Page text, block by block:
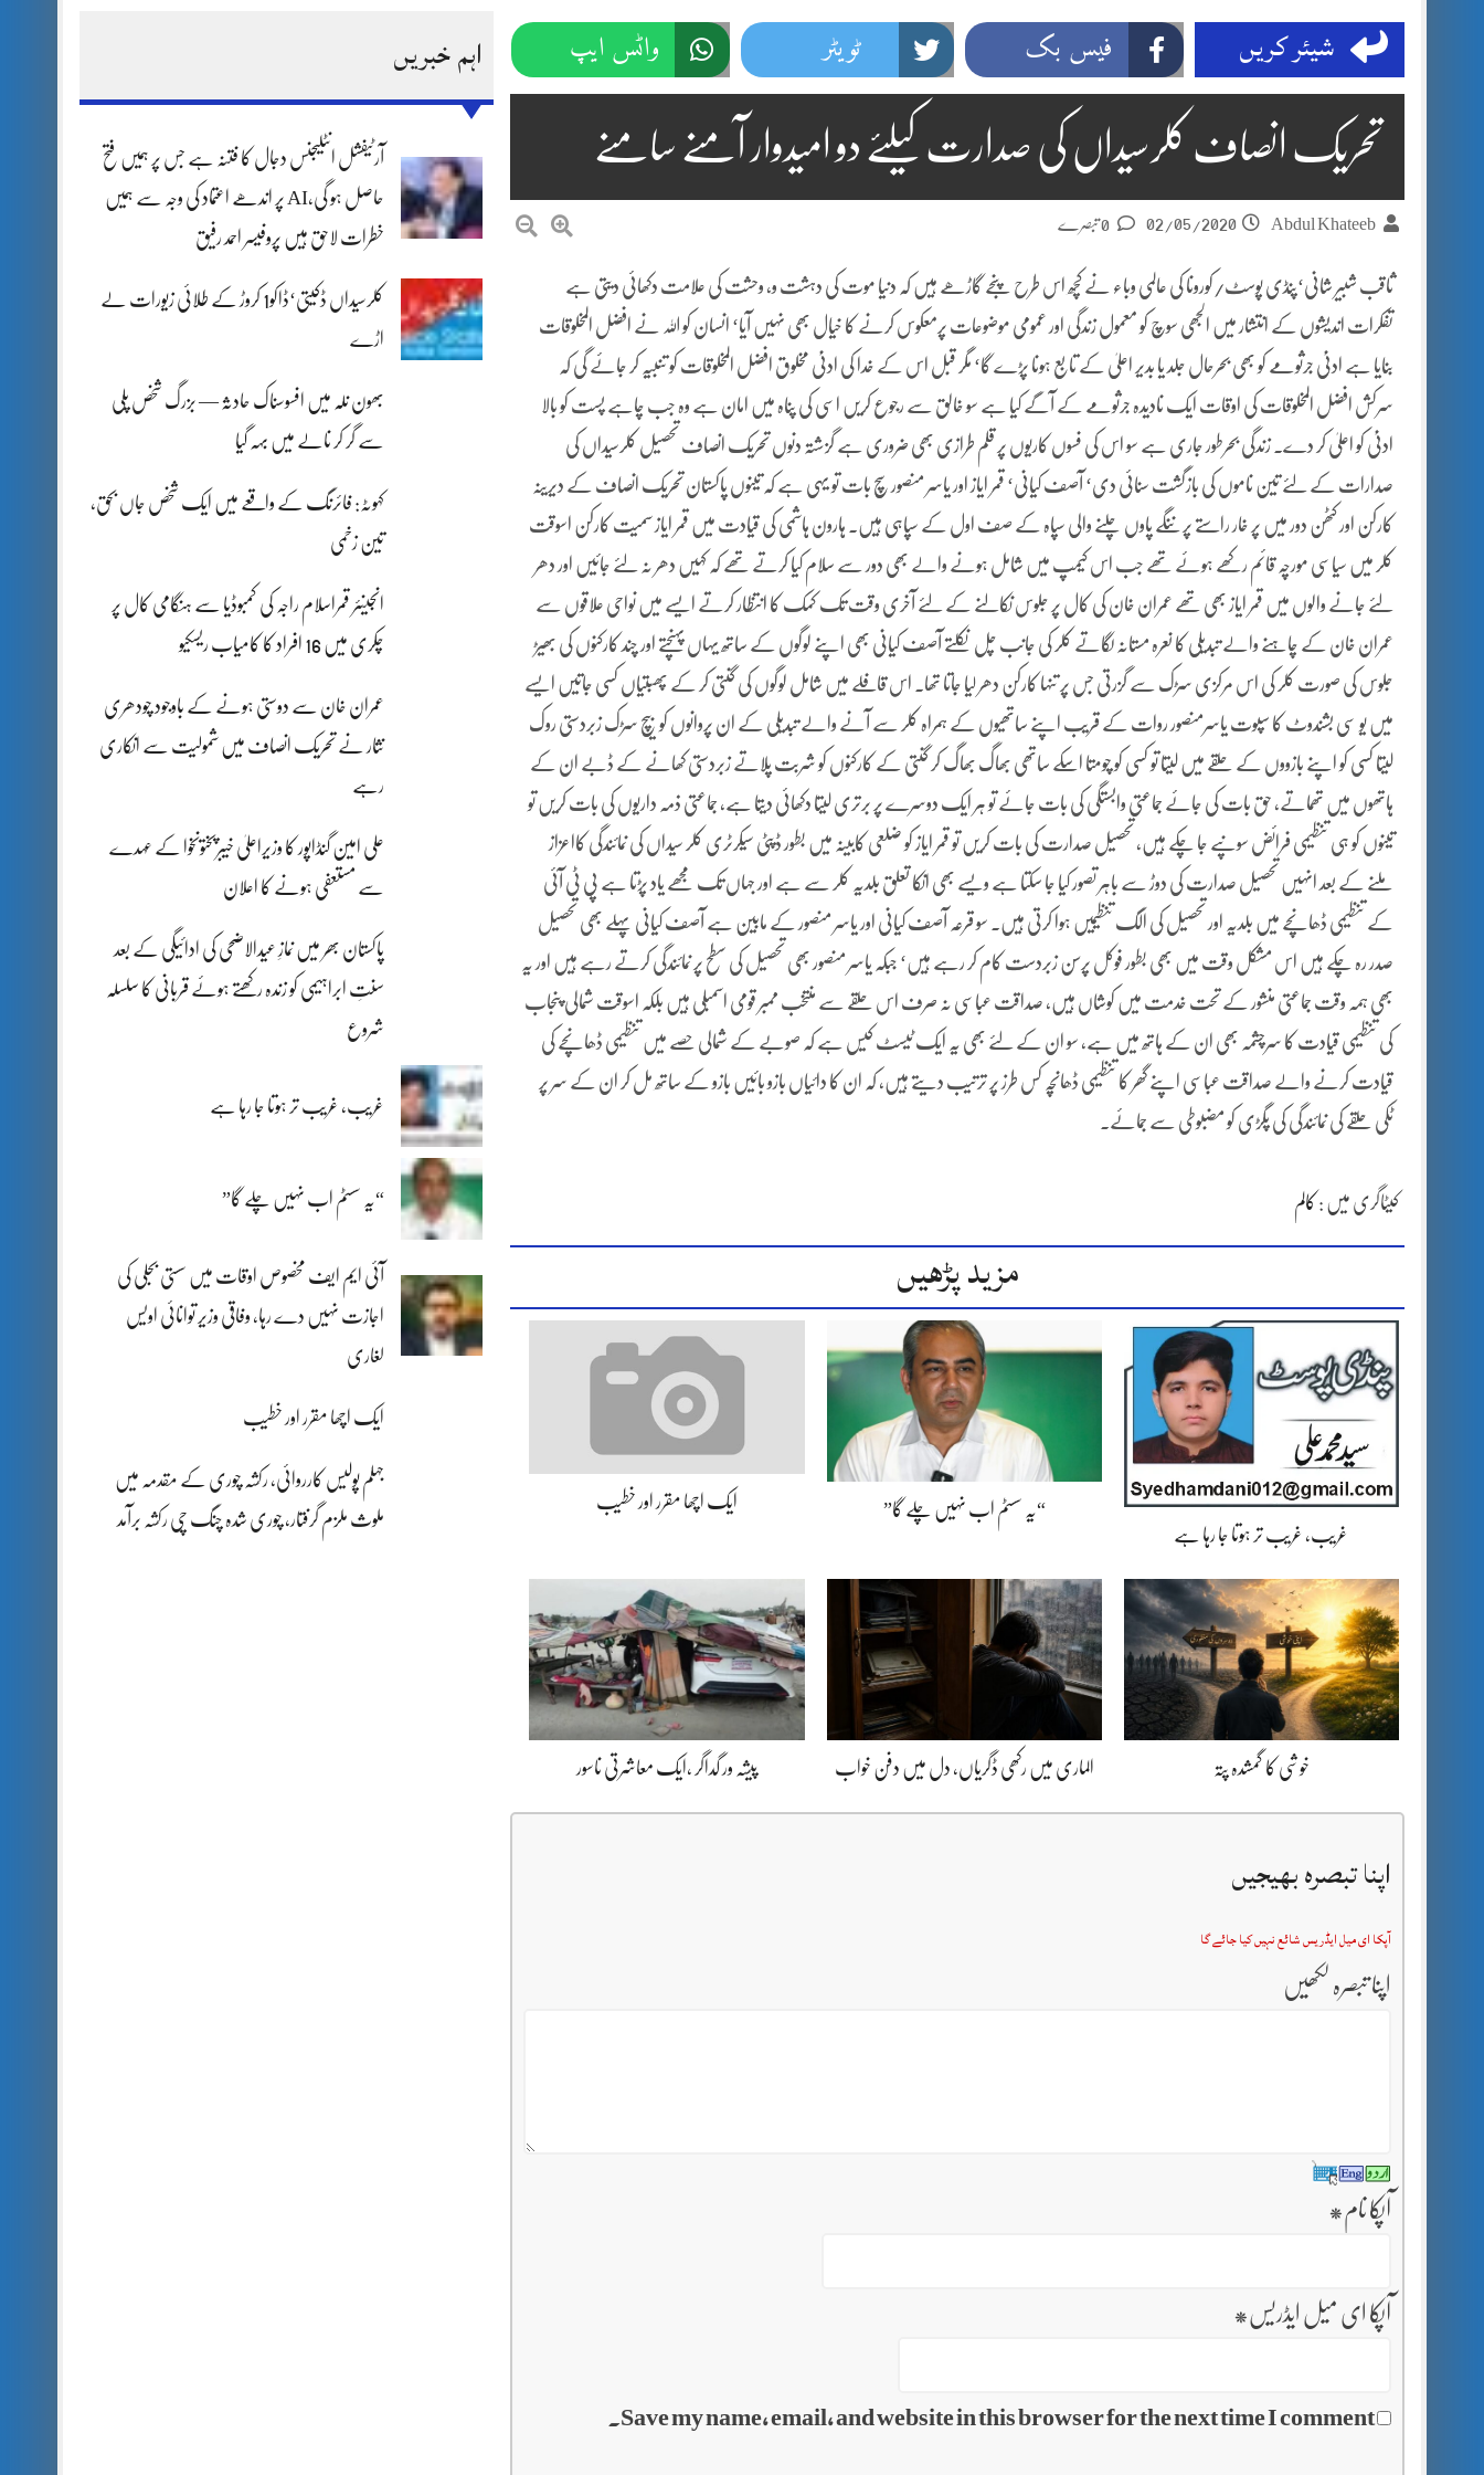
اہم خبریں
آرٹیفشل انٹلیجنس دجال کا فتنہ ہے جس پر ہمیں فتح
حاصل ہو گی،AI پر اندھے اعتماد کی وجہ سے ہمیں
خطرات لاحق ہیں پروفیسر احمد رفیق
کلرسیداں ڈکیتی‘ڈاکو1 کروڑ کے طلائی زیورات لے
اڑے
بھون نلہ میں افسوسناک حادثہ — بزرگ شخص پلی
سے گر کر نالے میں بہہ گیا
کہوٹہ: فائرنگ کے واقعے میں ایک شخص جاں بحق،
تین زخمی
انجینئر قمراسلام راجہ کی کمبوڈیا سے ہنگامی کال پر
چکری میں 16 افراد کا کامیاب ریسکیو
عمران خان سے دوستی ہونے کے باوجود چودھری
نثار نے تحریک انصاف میں شمولیت سے انکاری
رہے
علی امین گنڈاپور کا وزیراعلیٰ خیبرپختونخوا کے عہدے
سے مستعفی ہونے کا اعلان
پاکستان بھر میں نمازِ عیدالاضحی کی ادائیگی کے بعد
سنتِ ابراہیمی کو زندہ رکھتے ہوئے قربانی کا سلسلہ
شروع
غریب، غریب تر ہوتا جا رہا ہے
“یہ سسٹم اب نہیں چلے گا”
آئی ایم ایف مخصوص اوقات میں سستی بجلی کی
اجازت نہیں دے رہا، وفاقی وزیر توانائی اویس
لغاری
ایک اچھا مقرر اور خطیب
جہلم پولیس کارروائی، رکشہ چوری کے مقدمہ میں
ملوث ملزم گرفتار، چوری شدہ چنگ چی رکشہ برآمد
شیئر کریں فیس بک ٹویٹر واٹس ایپ
تحریک انصاف کلرسیداں کی صدارت کیلئے دو امیدوار آمنے سامنے
Abdul Khateeb
02/05/2020
ثاقب شبیر شانی‘پنڈی پوسٹ/کورونا کی عالمی وباء نے کچھ اس طرح پنجے گاڑھے ہیں کہ دنیا موت کی دہشت و، وحشت کی علامت دکھائی دیتی ہے
تفکرات اندیشوں کے انتشار میں الجھی سوچ کو معمول زندگی اور عمومی موضوعات پرمعکوس کرنے کا خیال بھی نہیں آیا‘ انسان کو اللہ نے افضل المخلوقات
بنایا ہے ادنیٰ جرثومے کو بھی بحرحال جلد یا بدیر اعلیٰ کے تابع ہونا پڑے گا‘ مگر قبل اس کے خدا کی ادنیٰ مخلوق افضل المخلوقات کو تنبیہ کر جائے گی کہ
سرکش افضل المخلوقات کی اوقات ایک نادیدہ جرثومے کے آگے کیا ہے سو خالق سے رجوع کریں اسی کی پناہ میں امان ہے وہ جب چاہے پست کو بالا
ادنیٰ کو اعلیٰ کر دے۔ زندگی بحرطور جاری ہے سو اس کی فسوں کاریوں پر قلم طرازی بھی ضروری ہے گزشتہ دنوں تحریک انصاف تحصیل کلرسیداں کی
صدارات کے لئے تین ناموں کی بازگشت سنائی دی‘ آصف کیانی‘ قمر ایاز اور یاسر منصور سچ بات تو یہی ہے کہ تینوں پاکستان تحریک انصاف کے دیرینہ
کارکن اور کٹھن دور میں پر خار راستے پر ننگے پاوں چلنے والی سپاہ کے صف اول کے سپاہی ہیں۔ ہارون ہاشمی کی قیادت میں قمر ایاز سمیت کارکن اسوقت
کلر میں سیاسی مورچہ قائم رکھے ہوئے تھے جب اس کیمپ میں شامل ہونے والے بھی دور سے سلام کیا کرتے تھے کہ کہیں دھر نہ لئے جائیں اور دھر
لئے جانے والوں میں قمر ایاز بھی تھے عمران خان کی کال پر جلوس نکالنے کے لئے آخری وقت تک کمک کا انتظار کرتے ایسے میں نواحی علاقوں سے
عمران خان کے چاہنے والے تبدیلی کا نعرہ مستانہ لگاتے کلر کی جانب چل نکلتے آصف کیانی بھی اپنے لوگوں کے ساتھ یہاں پہنچتے اور چند کارکنوں کی بھیڑ
جلوس کی صورت کلر کی اس مرکزی سڑک سے گزرتی جس پر تنہا کارکن دھر لیا جاتا تھا۔ اس قافلے میں شامل لوگوں کی گنتی کر کے پھبتیاں کسی جاتیں ایسے
میں یو سی بشندوٹ کا سپوت یاسرمنصور روات کے قریب اپنے ساتھیوں کے ہمراہ کلر سے آنے والے تبدیلی کے ان پروانوں کو بیچ سڑک زبردستی روک
لیتا کسی کو اپنے بازووں کے حلقے میں لیتا تو کسی کو چومتا اسکے ساتھی بھاگ بھاگ کر گنتی کے کارکنوں کو شربت پلاتے زبردستی کھانے کے ڈبے ان کے
ہاتھوں میں تھماتے، حق بات کی جائے جماعتی وابستگی کی بات جائے تو ہر ایک دوسرے پر برتری لیتا دکھائی دیتا ہے، جماعتی ذمہ داریوں کی بات کریں تو
تینوں کو ہی تنظیمی فرائض سونپے جا چکے ہیں، تحصیل صدارت کی بات کریں تو قمر ایاز کو ضلعی کابینہ میں بطور ڈپٹی سیکرٹری کلر سیداں کی نمائندگی کااعزاز
ملنے کے بعد انہیں تحصیل صدارت کی دوڑ سے باہر تصور کیا جا سکتا ہے ویسے بھی انکا تعلق بلدیہ کلر سے ہے اور جہاں تک مجھے یاد پڑتا ہے پی ٹی آئی
کے تنظیمی ڈھانچے میں بلدیہ اور تحصیل کی الگ تنظیمیں ہوا کرتی ہیں۔ سو قرعہ آصف کیانی اور یاسر منصور کے مابین ہے آصف کیانی پہلے بھی تحصیل
صدر رہ چکے ہیں اس مشکل وقت میں بھی بطور فوکل پرسن زبردست کام کر رہے ہیں‘ جبکہ یاسر منصور بھی تحصیل کی سطح پر نمائندگی کرتے رہے ہیں اور یہ
بھی ہمہ وقت جماعتی منشور کے تحت خدمت میں کوشاں ہیں، صداقت عباسی نہ صرف اس حلقے سے منتخب ممبر قومی اسمبلی ہیں بلکہ اسوقت شمالی پنجاب
کی تنظیمی قیادت کا سرچشمہ بھی ان کے ہاتھ میں ہے، سو ان کے لئے بھی یہ ایک ٹیسٹ کیس ہے کہ صوبے کے شمالی حصے میں تنظیمی ڈھانچے کی
قیادت کرنے والے صداقت عباسی اپنے گھر کا تنظیمی ڈھانچہ کس طرز پر ترتیب دیتے ہیں، کہ ان کا دائیاں بازو بائیں بازو کے ساتھ مل کر ان کے سر پر
ٹکی حلقے کی نمائندگی کی پگڑی کو مضبوطی سے جمائے۔
کیٹاگری میں : کالم
مزید پڑھیں
غریب، غریب تر ہوتا جا رہا ہے
“یہ سسٹم اب نہیں چلے گا” ایک اچھا مقرر اور خطیب
خوشی کا گمشدہ پتہ الماری میں رکھی ڈگریاں، دل میں دفن خواب پیشہ ور گداگر ،ایک معاشرتی ناسور
اپنا تبصرہ بھیجیں
آپکا ای میل ایڈریس شائع نہیں کیا جائے گا
اپنا تبصرہ لکھیں
آپکا نام *
آپکا ای میل ایڈریس *
Save my name, email, and website in this browser for the next time I comment.